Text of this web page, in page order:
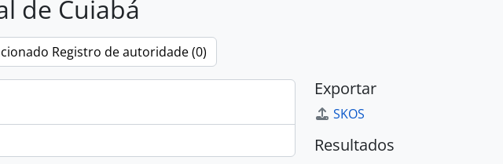
de Cuiabá
Registro de autoridade (0)
Exportar
SKOS
Resultados